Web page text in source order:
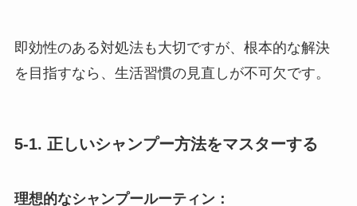
即効性のある対処法も大切ですが、根本的な解決
を目指すなら、生活習慣の見直しが不可欠です。
5-1. 正しいシャンプー方法をマスターする
理想的なシャンプールーティン：